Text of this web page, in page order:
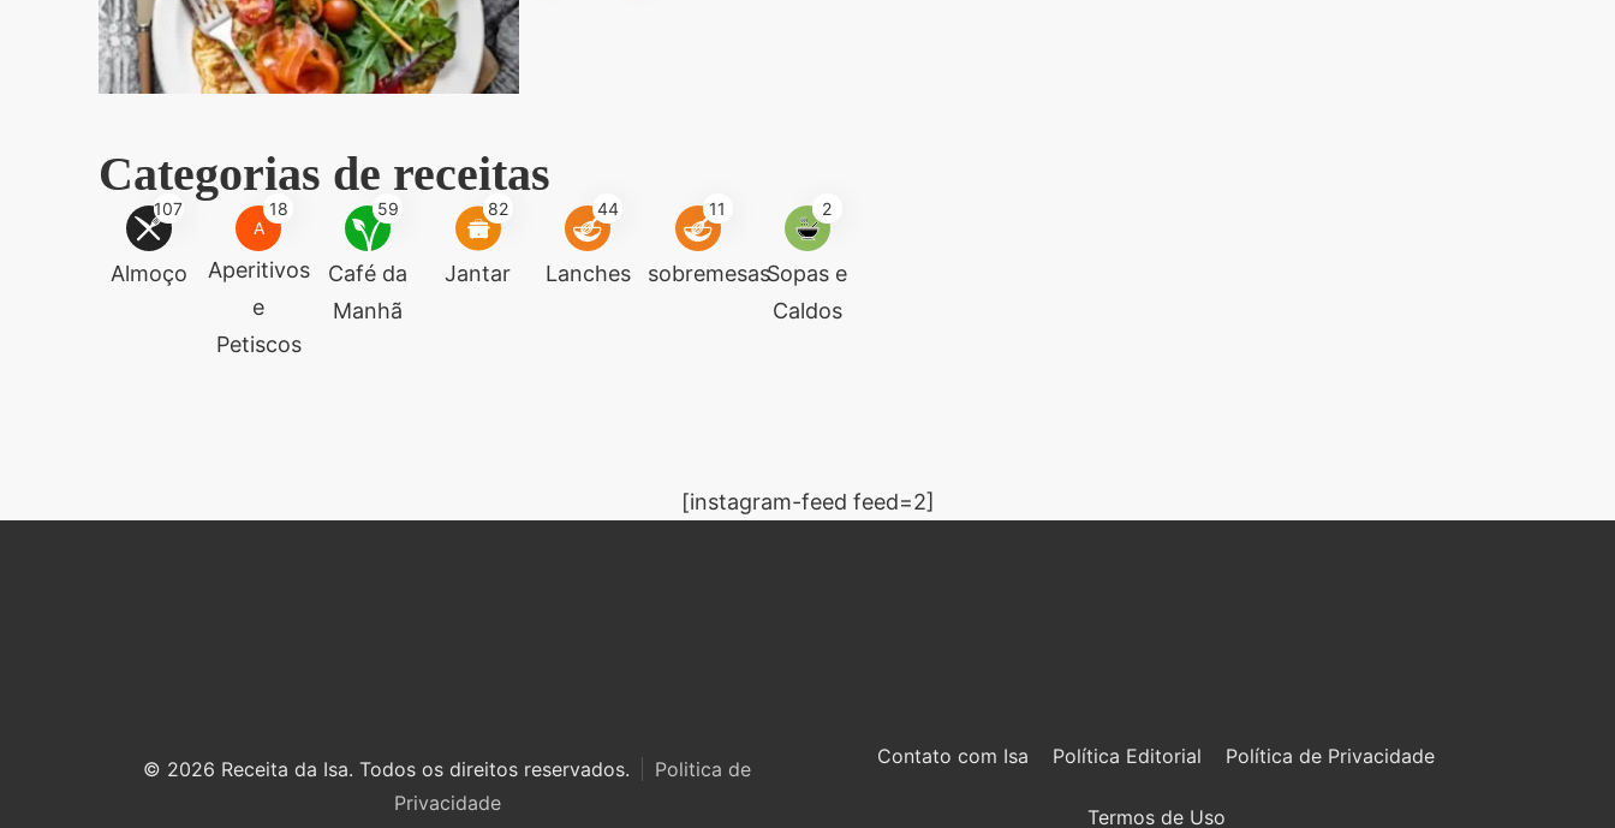
Categorias de receitas
107
Almoço
A
18
Aperitivos
e
Petiscos
59
Café da
Manhã
82
Jantar
44
Lanches
11
sobremesas
2
Sopas e
Caldos
[instagram-feed feed=2]
© 2026 Receita da Isa. Todos os direitos reservados.
Politica de
Privacidade
Contato com Isa Política Editorial Política de Privacidade
Termos de Uso